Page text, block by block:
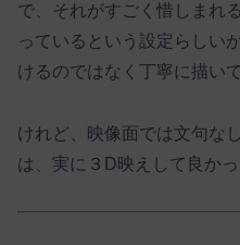
で、それがすごく惜しまれ
っているという設定らしい
けるのではなく丁寧に描い
けれど、映像面では文句な
は、実に３D映えして良かっ